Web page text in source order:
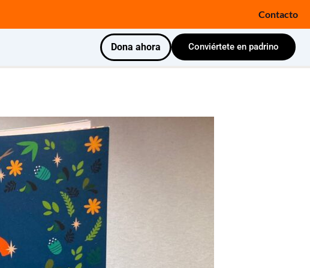
Contacto
Dona ahora Conviértete en padrino